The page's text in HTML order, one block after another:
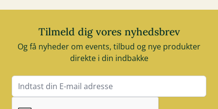
Tilmeld dig vores nyhedsbrev
Og få nyheder om events, tilbud og nye produkter
direkte i din indbakke